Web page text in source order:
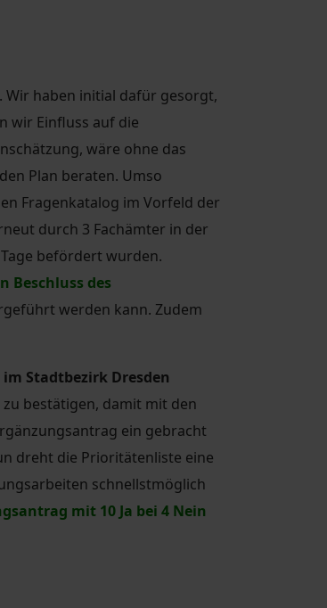
haben initial dafür gesorgt,
wir Einfluss auf die
wäre ohne das
Plan beraten. Umso
Fragenkatalog im Vorfeld der
durch 3 Fachämter in der
befördert wurden.
Beschluss des
werden kann. Zudem
Stadtbezirk Dresden
bestätigen, damit mit den
ein gebracht
dreht die Prioritätenliste eine
schnellstmöglich
mit 10 Ja bei 4 Nein